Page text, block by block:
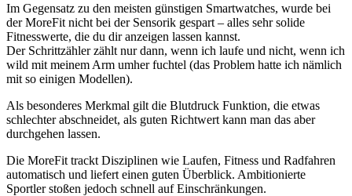
Im Gegensatz zu den meisten günstigen Smartwatches, wurde bei
der MoreFit nicht bei der Sensorik gespart – alles sehr solide
Fitnesswerte, die du dir anzeigen lassen kannst.
Der Schrittzähler zählt nur dann, wenn ich laufe und nicht, wenn ich
wild mit meinem Arm umher fuchtel (das Problem hatte ich nämlich
mit so einigen Modellen).
Als besonderes Merkmal gilt die Blutdruck Funktion, die etwas
schlechter abschneidet, als guten Richtwert kann man das aber
durchgehen lassen.
Die MoreFit trackt Disziplinen wie Laufen, Fitness und Radfahren
automatisch und liefert einen guten Überblick. Ambitionierte
Sportler stoßen jedoch schnell auf Einschränkungen.